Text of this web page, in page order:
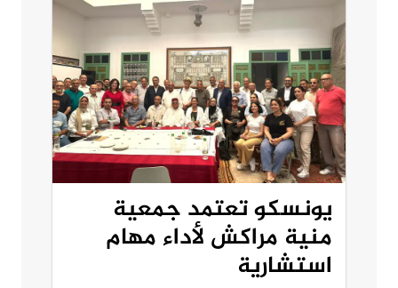
يونسكو تعتمد جمعية
منية مراكش لأداء مهام
استشارية